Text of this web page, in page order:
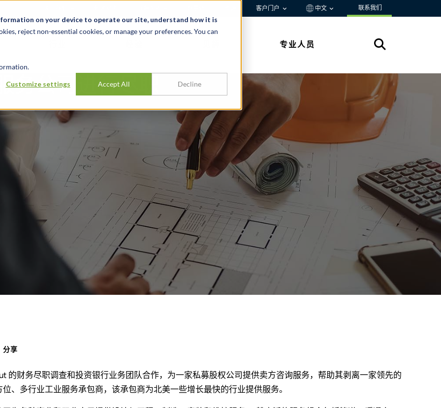
on your device to operate our site, understand how it is
reject non-essential cookies, or manage your preferences. You can
Customize settings Accept All Decline
客户门户 中文 联系我们
专业人员
务公司进行尽职
分享
的财务尽职调查和投资银行业务团队合作，为一家私募股权公司提供卖方咨询服务，帮助其剥离一家领先的
位、多行业工业服务承包商，该承包商为北美一些增长最快的行业提供服务。